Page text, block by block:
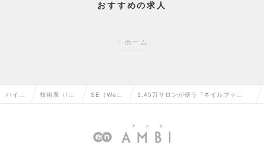
おすすめの求人
ホーム
ハイク 技術系（I SE（We
ン系）の転
1.45万サロンが使う『ネイルブッ
る「リーダー候補」募集の求人情報